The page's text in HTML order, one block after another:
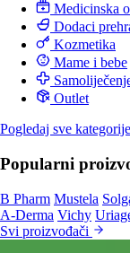
Medicinska
Dodaci
Kozmetika
Mame i bebe
Outlet
Pogledaj sve kategorije
Popularni
B Pharm Mustela
A-Derma Vichy
Svi proizvođači